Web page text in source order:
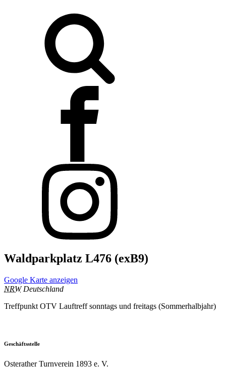
Waldparkplatz L476 (exB9)
Google Karte anzeigen
NRW Deutschland
Treffpunkt OTV Lauftreff sonntags und freitags (Sommerhalbjahr)
Geschäftsstelle
Osterather Turnverein 1893 e. V.